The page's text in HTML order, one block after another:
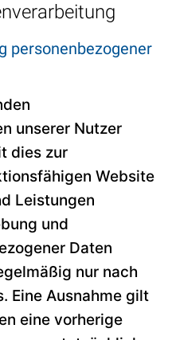
personenbezogener
unserer Nutzer
dies zur
Website
Leistungen
und
Daten
nur nach
Eine Ausnahme gilt
eine vorherige